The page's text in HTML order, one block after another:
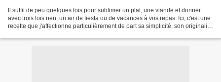
Il suffit de peu quelques fois pour sublimer un plat, une viande et donner
avec trois fois rien, un air de fiesta ou de vacances à vos repas. Ici, c'est une
recette que j'affectionne particulièrement de part sa simplicité, son originalité